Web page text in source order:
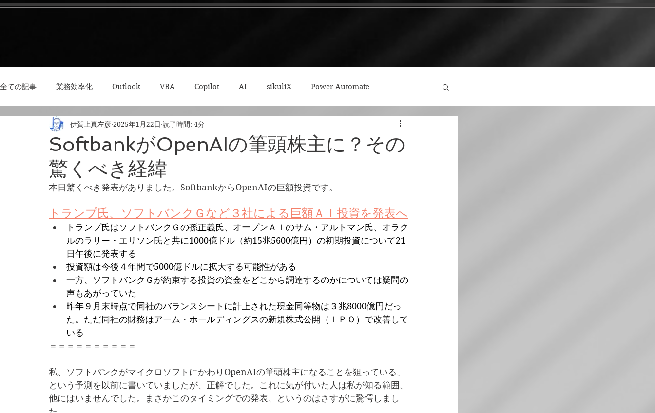
全ての記事 業務効率化 Outlook VBA Copilot AI sikuliX Power Automate
3Dプリント・模型 Python RPA 集中力・ディープワーク
SoftbankがOpenAIの筆頭株主に？その
驚くべき経緯
伊賀上真左彦 2025年1月22日 読了時間: 4分
本日驚くべき発表がありました。SoftbankからOpenAIの巨額投資です。
トランプ氏、ソフトバンクＧなど３社による巨額ＡＩ投資を発表へ
トランプ氏はソフトバンクＧの孫正義氏、オープンＡＩのサム・アルトマン氏、オラク
ルのラリー・エリソン氏と共に1000億ドル（約15兆5600億円）の初期投資について21
日午後に発表する
投資額は今後４年間で5000億ドルに拡大する可能性がある
一方、ソフトバンクＧが約束する投資の資金をどこから調達するのかについては疑問の
声もあがっていた
昨年９月末時点で同社のバランスシートに計上された現金同等物は３兆8000億円だっ
た。ただ同社の財務はアーム・ホールディングスの新規株式公開（ＩＰＯ）で改善して
いる
＝＝＝＝＝＝＝＝＝＝
私、ソフトバンクがマイクロソフトにかわりOpenAIの筆頭株主になることを狙っている、
という予測を以前に書いていましたが、正解でした。これに気が付いた人は私が知る範囲、
他にはいませんでした。まさかこのタイミングでの発表、というのはさすがに驚愕しまし